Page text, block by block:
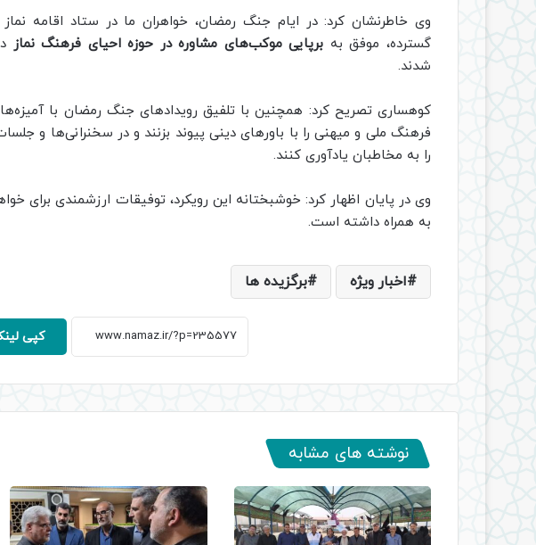
وی خاطرنشان کرد: در ایام جنگ رمضان، خواهران ما در ستاد اقامه
گسترده، موفق به برپایی موکب‌های مشاوره در حوزه احیای فرهنگ نماز
شدند.
کوهساری تصریح کرد: همچنین با تلفیق رویدادهای جنگ رمضان با
فرهنگ ملی و میهنی را با باورهای دینی پیوند بزنند و در سخنرانی‌ها و
را به مخاطبان یادآوری کنند.
وی در پایان اظهار کرد: خوشبختانه این رویکرد، توفیقات ارزشمندی برای
به همراه داشته است.
اخبار ویژه برگزیده ها
کپی
نوشته های مشابه